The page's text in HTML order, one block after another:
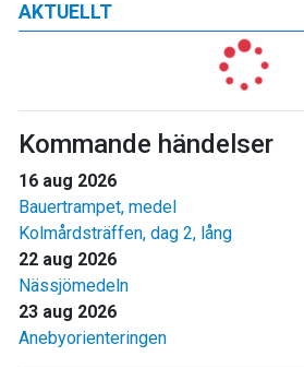
AKTUELLT
Kommande händelser
16 aug 2026
Bauertrampet, medel
Kolmårdsträffen, dag 2, lång
22 aug 2026
Nässjömedeln
23 aug 2026
Anebyorienteringen